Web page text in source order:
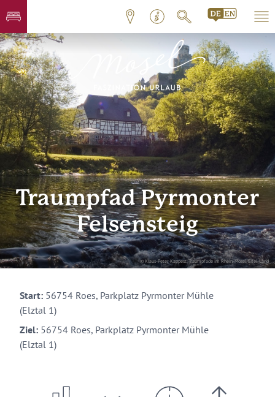
© Klaus-Peter Kappest, Traumpfade im Rhein-Mosel-Eifel-Land
Traumpfad Pyrmonter
Felsensteig
Start: 56754 Roes, Parkplatz Pyrmonter Mühle
(Elztal 1)
Ziel: 56754 Roes, Parkplatz Pyrmonter Mühle
(Elztal 1)